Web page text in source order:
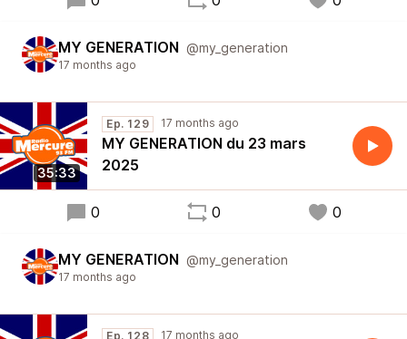
MY GENERATION @my_generation
17 months ago
35:33
Ep. 129 17 months ago
MY GENERATION du 23 mars
2025
0 0 0
MY GENERATION @my_generation
17 months ago
Ep. 128 17 months ago